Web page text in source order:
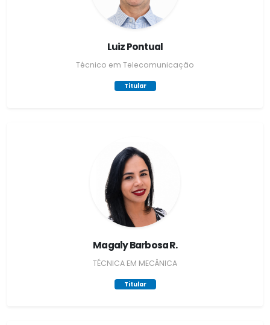
Luiz Pontual
Técnico em Telecomunicação
Titular
Magaly Barbosa R.
TÉCNICA EM MECÂNICA
Titular